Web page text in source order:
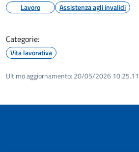
Lavoro Assistenza agli invalidi
Categorie:
Vita lavorativa
Ultimo aggiornamento: 20/05/2026 10:25.11